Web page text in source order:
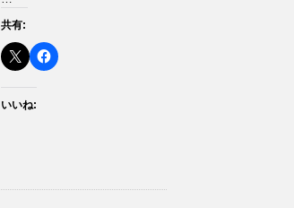
共有:
いいね: